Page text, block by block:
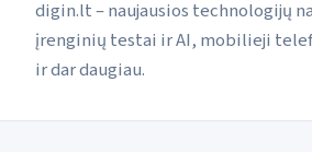
digin.lt – naujausios technologijų
įrenginių testai ir AI, mobilieji
ir dar daugiau.